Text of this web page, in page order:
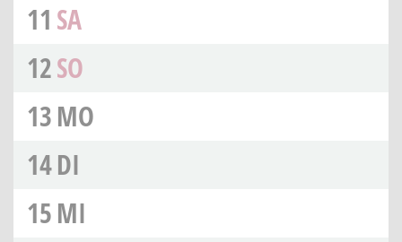
11 SA
12SO
13MO
14DI
15MI